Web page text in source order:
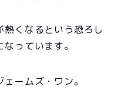
くなるという恐ろし
っています。
ームズ・ワン。